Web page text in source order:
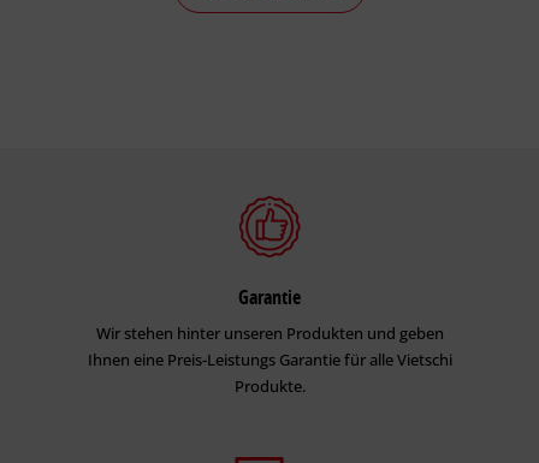
Garantie
Wir stehen hinter unseren Produkten und geben
Ihnen eine Preis-Leistungs Garantie für alle Vietschi
Produkte.